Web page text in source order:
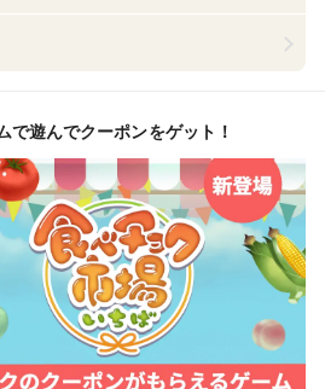
で遊んでクーポンをゲット！